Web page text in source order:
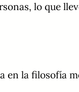
lo que
en la filosofía